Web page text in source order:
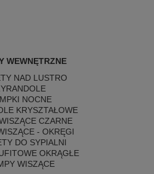
WEWNĘTRZNE
NAD LUSTRO
NOCNE
KRYSZTAŁOWE
CZARNE
- OKRĘGI
DO SYPIALNI
OKRĄGŁE
WISZĄCE